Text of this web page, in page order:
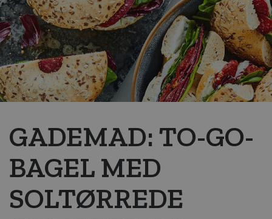
GADEMAD: TO-GO-
BAGEL MED
SOLTØRREDE